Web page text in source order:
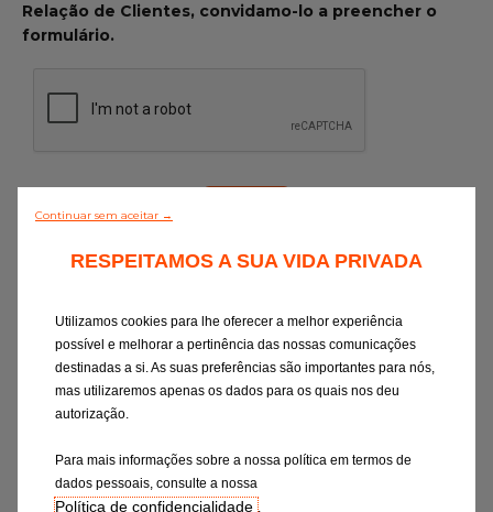
Relação de Clientes, convidamo-lo a preencher o
formulário.
Ao selecionar um destes canais, aceito o
descrito naDeclaração de Consentimento
Tenho o direito de retirar o meu
consentimento em qualquer altura
(contacto:privacy-rights@eurorepar.com
A anulação do consentimento não deverá
base no consentimento anterior à sua
anulação.
Continuar sem aceitar →
RESPEITAMOS A SUA VIDA PRIVADA
Utilizamos cookies para lhe oferecer a melhor experiência
possível e melhorar a pertinência das nossas comunicações
destinadas a si. As suas preferências são importantes para nós,
mas utilizaremos apenas os dados para os quais nos deu
autorização.
Para mais informações sobre a nossa política em termos de
dados pessoais, consulte a nossa
Política de confidencialidade .